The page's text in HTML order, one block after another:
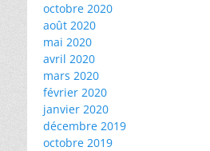
octobre 2020
août 2020
mai 2020
avril 2020
mars 2020
février 2020
janvier 2020
décembre 2019
octobre 2019